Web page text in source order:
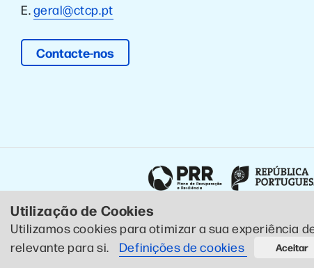
E.geral@ctcp.pt
Contacte-nos
© 2020 CTCP . Todos os direitos reservados . Política de
Utilização de Cookies
Utilizamos cookies para otimizar a sua experiência
relevante para si. Definições de cookies